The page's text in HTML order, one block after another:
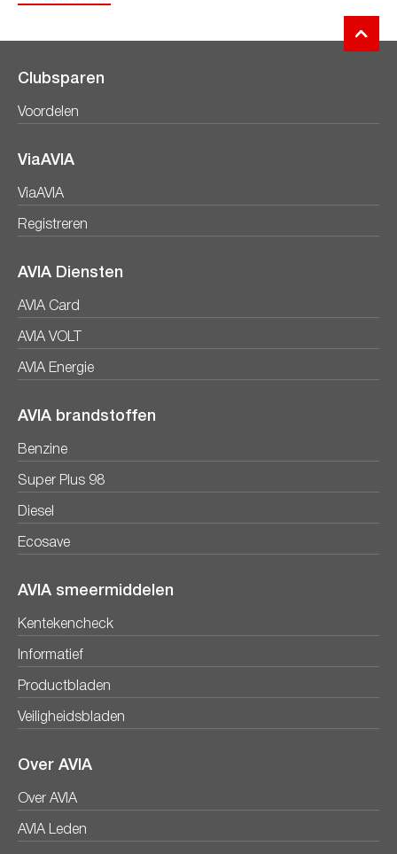
Clubsparen
Voordelen
ViaAVIA
ViaAVIA
Registreren
AVIA Diensten
AVIA Card
AVIA VOLT
AVIA Energie
AVIA brandstoffen
Benzine
Super Plus 98
Diesel
Ecosave
AVIA smeermiddelen
Kentekencheck
Informatief
Productbladen
Veiligheidsbladen
Over AVIA
Over AVIA
AVIA Leden